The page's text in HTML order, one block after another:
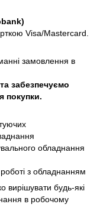
Visa/Mastercard.
замовлення в
забезпечуємо
покупки.
обладнання
роботі з обладнанням
будь-які
в робочому